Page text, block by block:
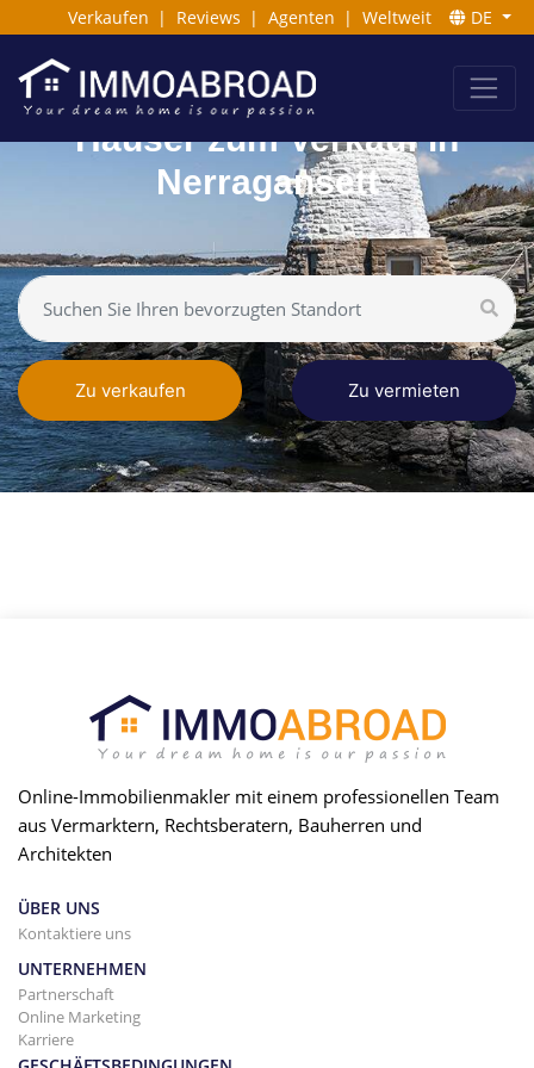
Verkaufen | Reviews | Agenten | Weltweit DE
Häuser zum Verkauf in
Nerragansett
Zu verkaufen Zu vermieten
Online-Immobilienmakler mit einem professionellen Team
aus Vermarktern, Rechtsberatern, Bauherren und
Architekten
ÜBER UNS
Kontaktiere uns
UNTERNEHMEN
Partnerschaft
Online Marketing
Karriere